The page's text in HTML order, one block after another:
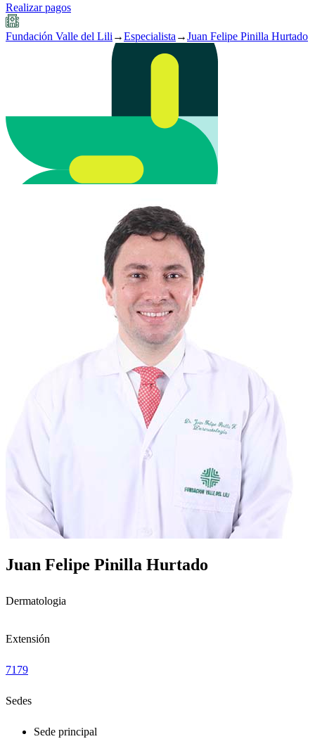
Realizar pagos
Fundación Valle del Lili →Especialista →Juan Felipe Pinilla Hurtado
Juan Felipe Pinilla Hurtado
Dermatologia
Extensión
7179
Sedes
Sede principal